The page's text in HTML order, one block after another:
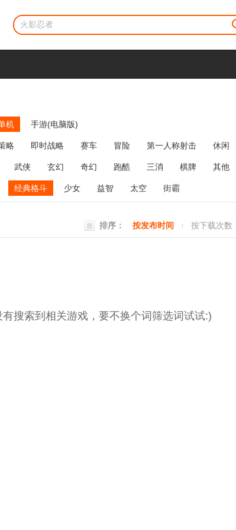
机 手游(电脑版)
略 即时战略 赛车 冒险 第一人称射击 休闲
牌类
麻将 网络游戏 弹幕射击 策略塔防
武侠 玄幻 奇幻 跑酷 三消 棋牌 其他
经典格斗 少女 益智 太空 街霸
排序： 按发布时间 按下载次数
搜索到相关游戏，要不换个词筛选词试试:)